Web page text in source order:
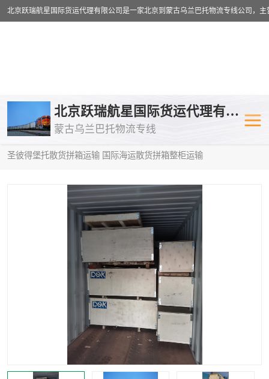
北京跃瑞航星国际货运代理有限公司
蒙古乌兰巴托物流专线
圣彼得堡托散货拼箱运输 国际海运散货拼箱整柜运输
乌兰巴托物流专线 乌兰巴托铁
乌兰巴托公路运输
中欧班列
蒙古乌兰巴托双清包税
蒙古乌兰巴托空运专线
蒙古乌兰巴托汽运专线